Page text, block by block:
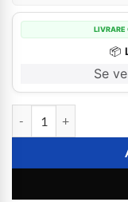
LIVRARE
📦
Se